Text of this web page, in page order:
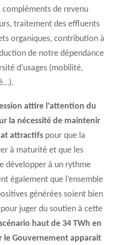
de revenu
traitement des effluents
organiques, contribution à
de notre dépendance
d’usages (mobilité,
attire l’attention du
la nécessité de maintenir
attractifs pour que la
à maturité et que les
développer à un rythme
également que l’ensemble
générées soient bien
juger du soutien à cette
haut de 34 TWh en
le Gouvernement apparait